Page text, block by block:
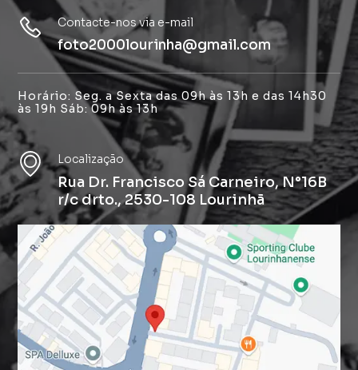
Localização
Rua Dr. Francisco Sá Carneiro, N°16B
r/c drto., 2530-108 Lourinhã
Contacte-nos via e-mail
foto2000lourinha@gmail.com
Horário: Seg. a Sexta das 09h às 13h e das 14h30
às 19h Sáb: 09h às 13h